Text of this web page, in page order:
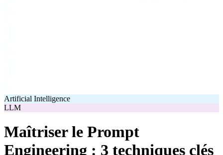
Artificial Intelligence
LLM
Maîtriser le Prompt
Engineering : 3 techniques clés